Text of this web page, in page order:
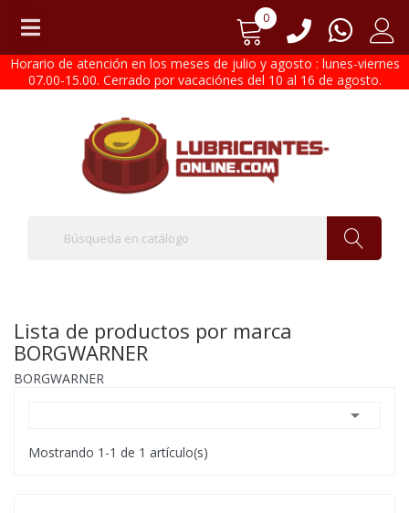
0
Horario de atención en los meses de julio y agosto : lunes-viernes
07.00-15.00. Cerrado por vacaciónes del 10 al 16 de agosto.
Lista de productos por marca
BORGWARNER
BORGWARNER

Mostrando 1-1 de 1 artículo(s)